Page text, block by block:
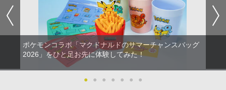
ポケモンコラボ「マクドナルドのサマーチャンスバッグ
2026」をひと足お先に体験してみた！
● ● ● ● ● ● ●